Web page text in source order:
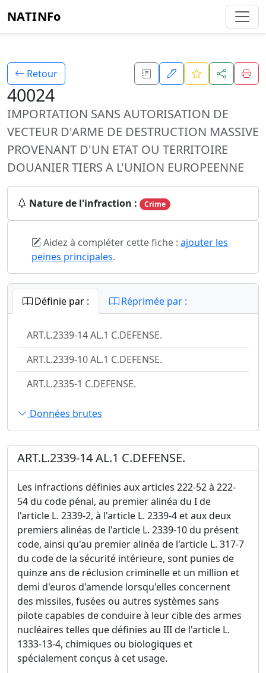
NATINFo
Retour
40024
IMPORTATION SANS AUTORISATION DE
VECTEUR D'ARME DE DESTRUCTION MASSIVE
PROVENANT D'UN ETAT OU TERRITOIRE
DOUANIER TIERS A L'UNION EUROPEENNE
Nature de l'infraction : Crime
Aidez à compléter cette fiche : ajouter les
peines principales.
Définie par : Réprimée par :
ART.L.2339-14 AL.1 C.DEFENSE.
ART.L.2339-10 AL.1 C.DEFENSE.
ART.L.2335-1 C.DEFENSE.
Données brutes
ART.L.2339-14 AL.1 C.DEFENSE.
Les infractions définies aux articles 222-52 à 222-
54 du code pénal, au premier alinéa du I de
l'article L. 2339-2, à l'article L. 2339-4 et aux deux
premiers alinéas de l'article L. 2339-10 du présent
code, ainsi qu'au premier alinéa de l'article L. 317-7
du code de la sécurité intérieure, sont punies de
quinze ans de réclusion criminelle et un million et
demi d'euros d'amende lorsqu'elles concernent
des missiles, fusées ou autres systèmes sans
pilote capables de conduire à leur cible des armes
nucléaires telles que définies au III de l'article L.
1333-13-4, chimiques ou biologiques et
spécialement conçus à cet usage.